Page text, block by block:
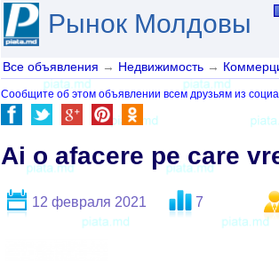
Рынок Молдовы
Все объявления → Недвижимость →
Сообщите об этом объявлении всем друзьям из
Ai o afacere pe care
12 февраля 2021 7